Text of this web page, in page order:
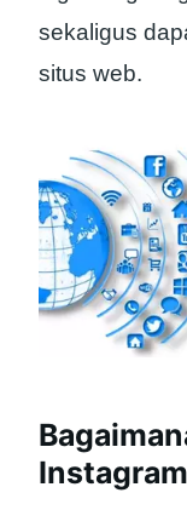
sekaligus
situs web.